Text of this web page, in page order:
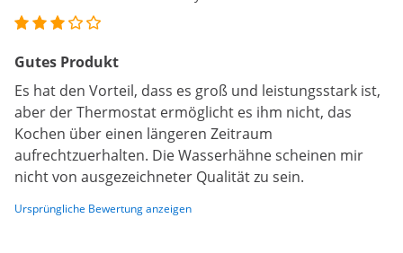
Gutes Produkt
Es hat den Vorteil, dass es groß und leistungsstark ist,
aber der Thermostat ermöglicht es ihm nicht, das
Kochen über einen längeren Zeitraum
aufrechtzuerhalten. Die Wasserhähne scheinen mir
nicht von ausgezeichneter Qualität zu sein.
Ursprüngliche Bewertung anzeigen